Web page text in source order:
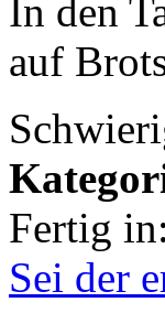
In den
auf
Fertig in:
Sei der